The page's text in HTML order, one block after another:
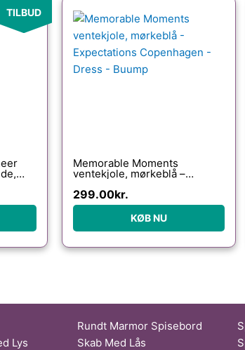
TILBUD
Memorable Moments
ventekjole, mørkeblå –
Dress – Buump
299.00kr.
KØB NU
Lys
Rundt Marmor Spisebord
Skab Med Lås